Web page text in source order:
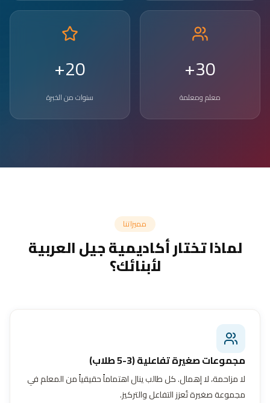
30+
معلم ومعلمة
20+
سنوات من الخبرة
مميزاتنا
لماذا تختار أكاديمية جيل العربية
لأبنائك؟
مجموعات صغيرة تفاعلية (3-5 طلاب)
لا مزاحمة، لا إهمال. كل طالب ينال اهتماماً حقيقياً من المعلم في
مجموعة صغيرة تُعزز التفاعل والتركيز.